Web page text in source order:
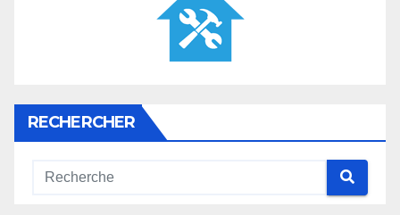
RECHERCHER